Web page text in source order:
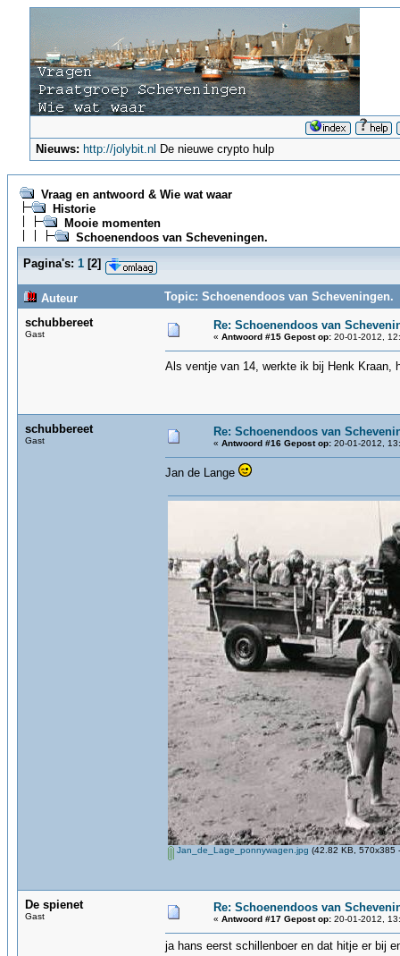
Nieuws: http://jolybit.nl De nieuwe crypto hulp
Vraag en antwoord & Wie wat waar
Historie
Mooie momenten
Schoenendoos van Scheveningen.
Pagina's: 1 [2]
Auteur
Topic: Schoenendoos van Scheveningen.
schubbereet
Gast
Re: Schoenendoos van
« Antwoord #15 Gepost op: 20-01-2012,
Als ventje van 14, werkte ik bij Henk Kraan,
schubbereet
Gast
Re: Schoenendoos van
« Antwoord #16 Gepost op: 20-01-2012,
Jan de Lange
Jan_de_Lage_ponnywagen.jpg (42.82 KB, 570x385
De spienet
Gast
Re: Schoenendoos van
« Antwoord #17 Gepost op: 20-01-2012,
ja hans eerst schillenboer en dat hitje er bij